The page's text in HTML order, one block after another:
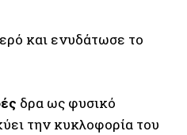
και ενυδάτωσε το
δρα ως φυσικό
την κυκλοφορία του